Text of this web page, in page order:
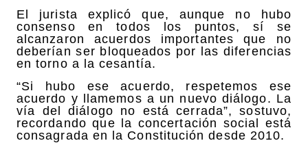
El jurista explicó que, aunque no hubo
consenso en todos los puntos, sí se
alcanzaron acuerdos importantes que no
deberían ser bloqueados por las diferencias
en torno a la cesantía.
“Si hubo ese acuerdo, respetemos ese
acuerdo y llamemos a un nuevo diálogo. La
vía del diálogo no está cerrada”, sostuvo,
recordando que la concertación social está
consagrada en la Constitución desde 2010.